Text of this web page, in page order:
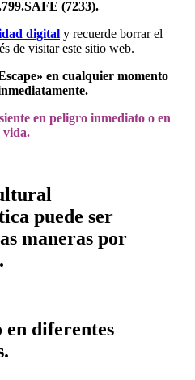
(7233).
digital y recuerde borrar el
de visitar este sitio web.
en cualquier momento
en peligro inmediato o en
vida.
puede ser
maneras por
en diferentes